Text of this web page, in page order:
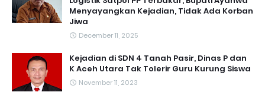
Menyayangkan Kejadian, Tidak Ada Korban
Jiwa
December 11, 2025
Kejadian di SDN 4 Tanah Pasir, Dinas P dan
K Aceh Utara Tak Tolerir Guru Kurung Siswa
November 11, 2023